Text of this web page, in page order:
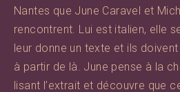
Nantes que June Caravel et
rencontrent. Lui est italien, elle
leur donne un texte et ils
à partir de là. June pense à la
lisant l’extrait et découvre que